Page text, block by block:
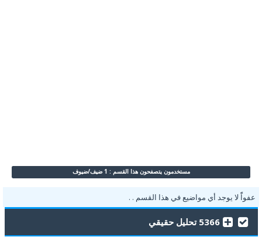
مستخدمون يتصفحون هذا القسم : 1 ضيف/ضيوف
عفواًً لا يوجد أي مواضيع في هذا القسم . .
5366 تحليل حقيقي